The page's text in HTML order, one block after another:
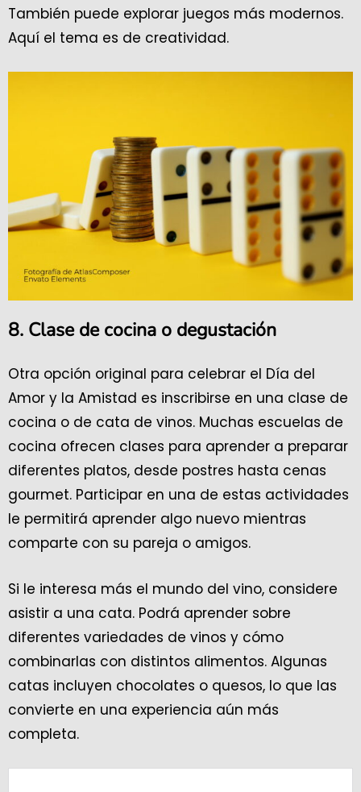
También puede explorar juegos más modernos.
Aquí el tema es de creatividad.
8. Clase de cocina o degustación
Otra opción original para celebrar el Día del
Amor y la Amistad es inscribirse en una clase de
cocina o de cata de vinos. Muchas escuelas de
cocina ofrecen clases para aprender a preparar
diferentes platos, desde postres hasta cenas
gourmet. Participar en una de estas actividades
le permitirá aprender algo nuevo mientras
comparte con su pareja o amigos.
Si le interesa más el mundo del vino, considere
asistir a una cata. Podrá aprender sobre
diferentes variedades de vinos y cómo
combinarlas con distintos alimentos. Algunas
catas incluyen chocolates o quesos, lo que las
convierte en una experiencia aún más
completa.